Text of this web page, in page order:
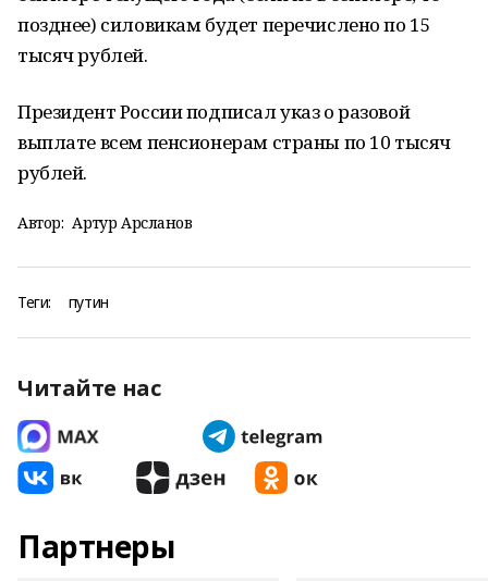
позднее) силовикам будет перечислено по 15
тысяч рублей.
Президент России подписал указ о разовой
выплате всем пенсионерам страны по 10 тысяч
рублей.
Автор: Артур Арсланов
Теги: путин
Читайте нас
Партнеры